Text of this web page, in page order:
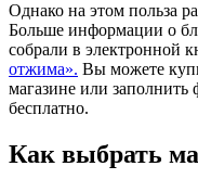
Однако на этом польза
Больше информации о
собрали в электронной
отжима». Вы можете
магазине или
бесплатно.
Как выбрать